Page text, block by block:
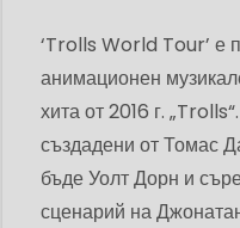
‘Trolls World Tour’ е
анимационен
хита от 2016 г.
създадени от Томас
бъде Уолт Дорн и
сценарий на